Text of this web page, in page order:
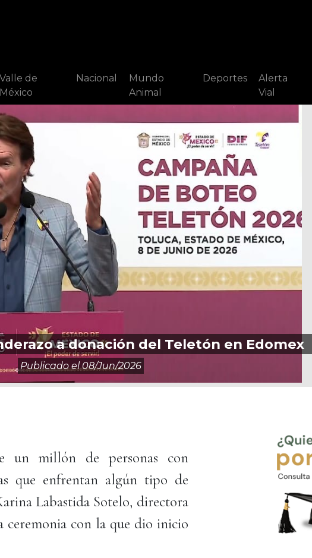
Valle de
México
Nacional
Mundo
Animal
Deportes
Alerta
Vial
a donación del Teletón en Edomex
Publicado el08/jun/2026
un millón de personas con
que enfrentan algún tipo de
Labastida Sotelo, directora
ceremonia con la que dio inicio